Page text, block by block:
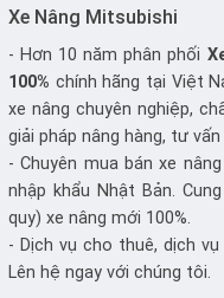
Xe Nâng Mitsubishi
- Hơn 10 năm phân phối
100% chính hãng tại Việt
xe nâng chuyên nghiệp,
giải pháp nâng hàng, tư
- Chuyên mua bán xe
nhập khẩu Nhật Bản.
quy) xe nâng mới 100%.
- Dịch vụ cho thuê, dịch
Lên hệ ngay với chúng tôi.